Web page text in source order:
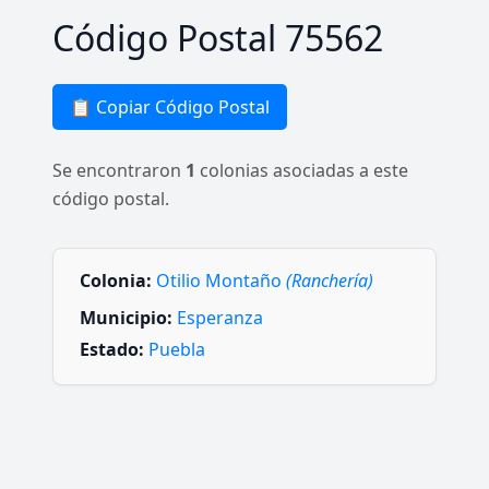
Código Postal 75562
📋 Copiar Código Postal
Se encontraron 1 colonias asociadas a este
código postal.
Colonia: Otilio Montaño (Ranchería)
Municipio: Esperanza
Estado: Puebla